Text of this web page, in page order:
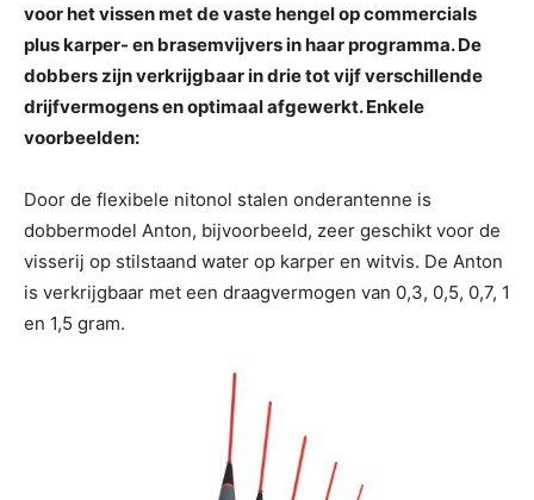
voor het vissen met de vaste hengel op commercials
plus karper- en brasemvijvers in haar programma. De
dobbers zijn verkrijgbaar in drie tot vijf verschillende
drijfvermogens en optimaal afgewerkt. Enkele
voorbeelden:
Door de flexibele nitonol stalen onderantenne is
dobbermodel Anton, bijvoorbeeld, zeer geschikt voor de
visserij op stilstaand water op karper en witvis. De Anton
is verkrijgbaar met een draagvermogen van 0,3, 0,5, 0,7, 1
en 1,5 gram.